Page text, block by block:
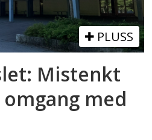
PLUSS
Mistenkt
med